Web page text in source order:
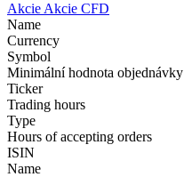
Akcie Akcie CFD
Name
Currency
Symbol
Minimální hodnota objednávky
Ticker
Trading hours
Type
Hours of accepting orders
ISIN
Name